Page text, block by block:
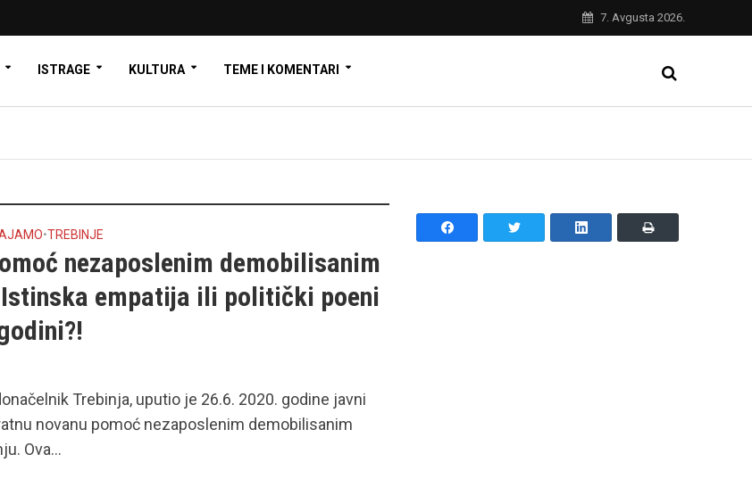
7. Avgusta 2026.
ISTRAGE KULTURA TEME I KOMENTARI
•TREBINJE
nezaposlenim demobilisanim
empatija ili politički poeni
Trebinja, uputio je 26.6. 2020. godine javni
novanu pomoć nezaposlenim demobilisanim
Ova...